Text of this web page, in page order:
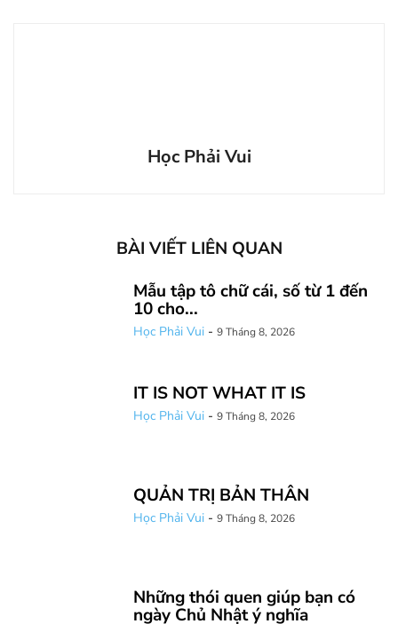
Học Phải Vui
BÀI VIẾT LIÊN QUAN
Mẫu tập tô chữ cái, số từ 1 đến
10 cho...
Học Phải Vui - 9 Tháng 8, 2026
IT IS NOT WHAT IT IS
Học Phải Vui - 9 Tháng 8, 2026
QUẢN TRỊ BẢN THÂN
Học Phải Vui - 9 Tháng 8, 2026
Những thói quen giúp bạn có
ngày Chủ Nhật ý nghĩa